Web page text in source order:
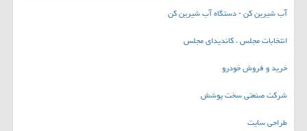
آب شیرین کن - دستگاه آب شیرین کن
انتخابات مجلس ، کاندیدای مجلس
خرید و فروش خودرو
شرکت صنعتی سخت پوشش
طراحی سایت